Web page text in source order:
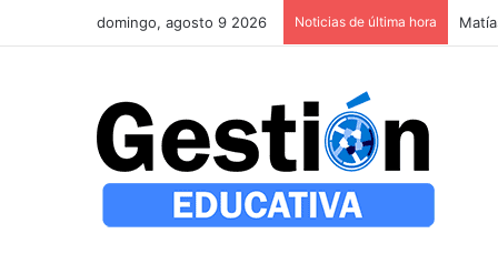
domingo, agosto 9 2026 Noticias de última hora